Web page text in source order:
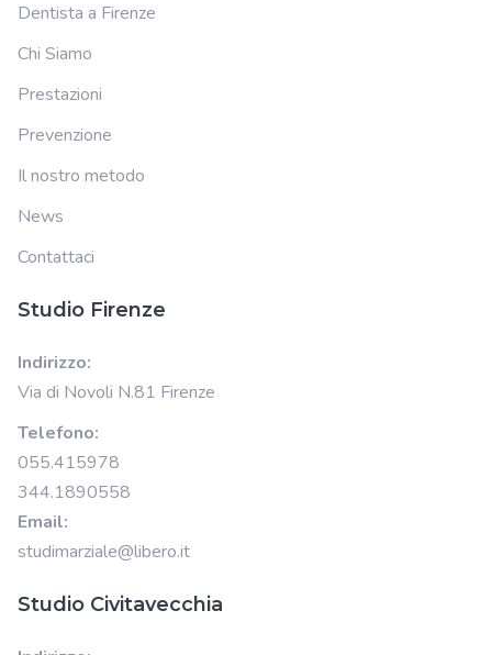
Dentista a Firenze
Chi Siamo
Prestazioni
Prevenzione
Il nostro metodo
News
Contattaci
Studio Firenze
Indirizzo:
Via di Novoli N.81 Firenze
Telefono:
055.415978
344.1890558
Email:
studimarziale@libero.it
Studio Civitavecchia